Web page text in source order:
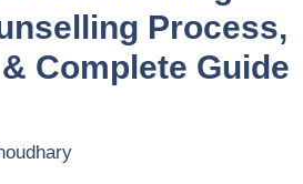
Process,
Complete Guide